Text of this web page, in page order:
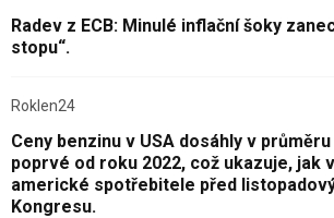
Radev z ECB: Minulé inflační šoky
stopu“.
Roklen24
Ceny benzinu v USA dosáhly v
poprvé od roku 2022, což ukazuje, jak
americké spotřebitele před
Kongresu.